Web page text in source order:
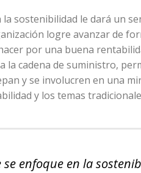
sostenibilidad le dará un
logre avanzar de
por una buena
la cadena de suministro,
y se involucren en una
y los temas
enfoque en la